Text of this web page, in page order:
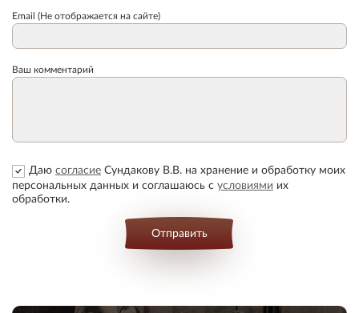
Email (Не отображается на сайте)
Ваш комментарий
Даю согласие Сундакову В.В. на хранение и обработку моих
персональных данных и соглашаюсь с условиями их
обработки.
Отправить